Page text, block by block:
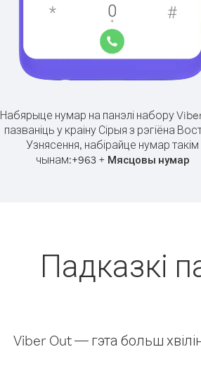
Набярыце нумар на панэлі набору
пазваніць у краіну Сірыя з рэгіёна
Узнясення, набірайце нумар такім
чынам:+963+ Мясцовы нумар
Падказкі
Viber Out — гэта больш